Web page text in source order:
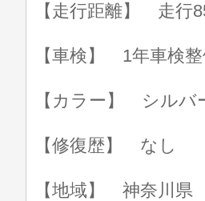
【走行距離】 走行
【車検】 1年車検
【カラー】 シルバ
【修復歴】 なし
【地域】 神奈川県